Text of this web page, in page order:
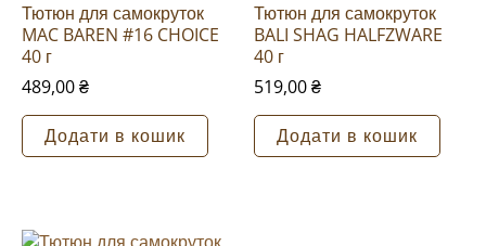
Ваша e-mail адреса не
оприлюднюватиметься.
Обов’язкові поля позначені
Ваша оцінка*
Ваш відгук
Тютюн для самокруток
MAC BAREN #16 CHOICE
40 г
489,00₴
Додати в кошик
Тютюн для самокруток
BALI SHAG HALFZWARE
40 г
519,00₴
Додати в кошик